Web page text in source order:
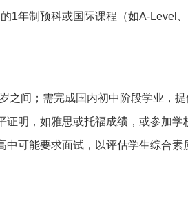
1年制预科或国际课程（如A-Level、
之间；需完成国内初中阶段学业，
明，如雅思或托福成绩，或参加学
可能要求面试，以评估学生综合素